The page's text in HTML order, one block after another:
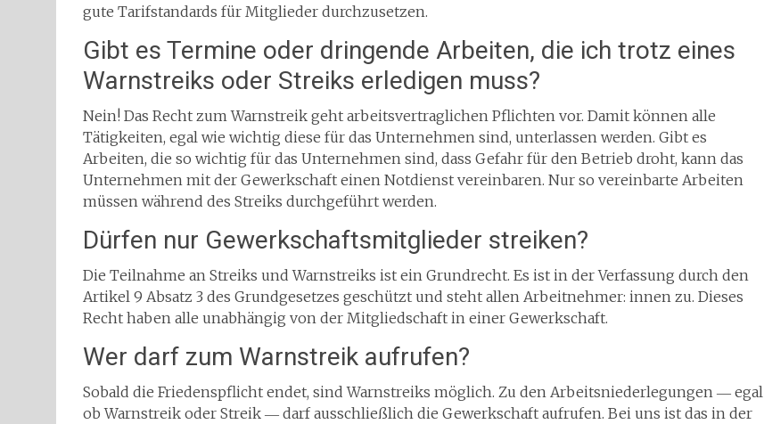
gute Tarifstandards für Mitglieder durchzusetzen.
Gibt es Termine oder dringende Arbeiten, die ich trotz eines
Warnstreiks oder Streiks erledigen muss?
Nein! Das Recht zum Warnstreik geht arbeitsvertraglichen Pflichten vor. Damit können alle
Tätigkeiten, egal wie wichtig diese für das Unternehmen sind, unterlassen werden. Gibt es
Arbeiten, die so wichtig für das Unternehmen sind, dass Gefahr für den Betrieb droht, kann das
Unternehmen mit der Gewerkschaft einen Notdienst vereinbaren. Nur so vereinbarte Arbeiten
müssen während des Streiks durchgeführt werden.
Dürfen nur Gewerkschaftsmitglieder streiken?
Die Teilnahme an Streiks und Warnstreiks ist ein Grundrecht. Es ist in der Verfassung durch den
Artikel 9 Absatz 3 des Grundgesetzes geschützt und steht allen Arbeitnehmer: innen zu. Dieses
Recht haben alle unabhängig von der Mitgliedschaft in einer Gewerkschaft.
Wer darf zum Warnstreik aufrufen?
Sobald die Friedenspflicht endet, sind Warnstreiks möglich. Zu den Arbeitsniederlegungen ― egal
ob Warnstreik oder Streik ― darf ausschließlich die Gewerkschaft aufrufen. Bei uns ist das in der